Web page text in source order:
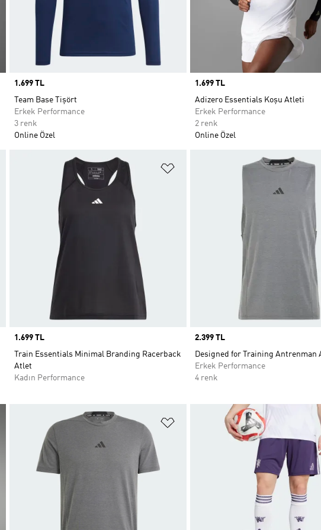
Price
1.699 TL
Team Base Tişört
Erkek Performance
3 renk
Online Özel
Price
1.699 TL
Adizero Essentials Koşu Atleti
Erkek Performance
2 renk
Online Özel
Favori Listesine Ekle Favori Listesine Ekle
Price
1.699 TL
Train Essentials Minimal Branding Racerback
Atlet
Kadın Performance
Price
2.399 TL
Designed for Training Antrenman
Erkek Performance
4 renk
Favori Listesine Ekle Favori Listesine Ekle